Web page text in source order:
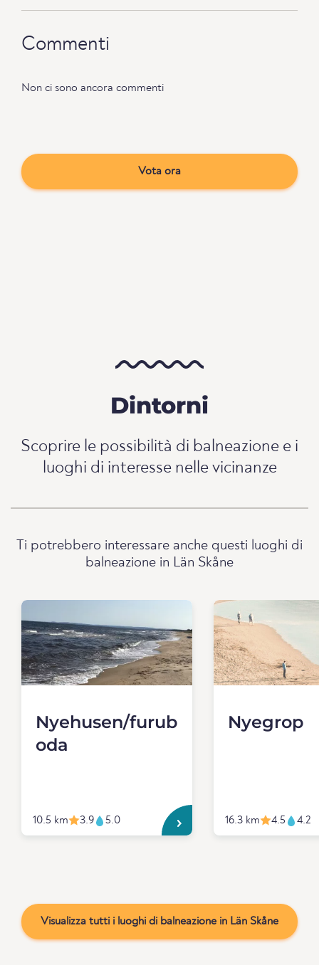
Commenti
Non ci sono ancora commenti
Vota ora
Dintorni
Scoprire le possibilità di balneazione e i
luoghi di interesse nelle vicinanze
Ti potrebbero interessare anche questi luoghi di
balneazione in Län Skåne
Nyehusen/furub
oda
10.5 km 3.9 5.0
Nyegrop
16.3 km 4.5 4.2
Visualizza tutti i luoghi di balneazione in Län Skåne